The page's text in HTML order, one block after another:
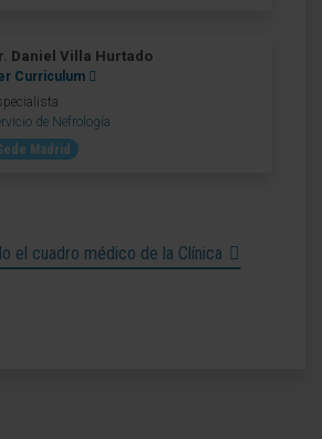
Daniel Villa Hurtado
Curriculum
de Nefrología
Madrid
el cuadro médico de la Clínica